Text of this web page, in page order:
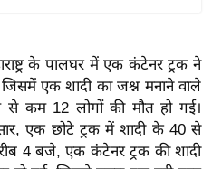
के पालघर में एक कंटेनर ट्रक ने
एक शादी का जश्न मनाने वाले
कम 12 लोगों की मौत हो गई।
एक छोटे ट्रक में शादी के 40 से
4 बजे, एक कंटेनर ट्रक की शादी